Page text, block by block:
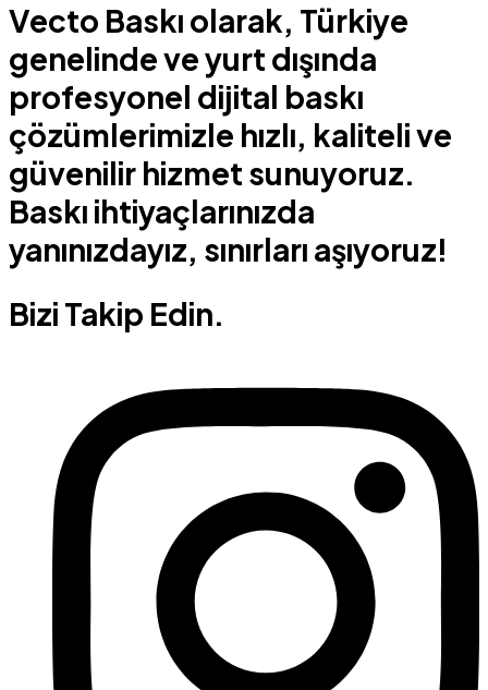
Vecto Baskı olarak, Türkiye
genelinde ve yurt dışında
profesyonel dijital baskı
çözümlerimizle hızlı, kaliteli ve
güvenilir hizmet sunuyoruz.
Baskı ihtiyaçlarınızda
yanınızdayız, sınırları aşıyoruz!
Bizi Takip Edin.